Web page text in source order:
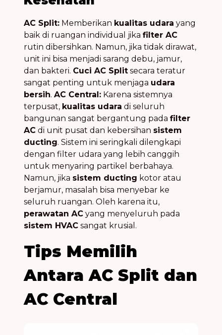
AC Split: Memberikan kualitas udara yang
baik di ruangan individual jika filter AC
rutin dibersihkan. Namun, jika tidak dirawat,
unit ini bisa menjadi sarang debu, jamur,
dan bakteri. Cuci AC Split secara teratur
sangat penting untuk menjaga udara
bersih. AC Central: Karena sistemnya
terpusat, kualitas udara di seluruh
bangunan sangat bergantung pada filter
AC di unit pusat dan kebersihan sistem
ducting. Sistem ini seringkali dilengkapi
dengan filter udara yang lebih canggih
untuk menyaring partikel berbahaya.
Namun, jika sistem ducting kotor atau
berjamur, masalah bisa menyebar ke
seluruh ruangan. Oleh karena itu,
perawatan AC yang menyeluruh pada
sistem HVAC sangat krusial.
Tips Memilih
Antara AC Split dan
AC Central